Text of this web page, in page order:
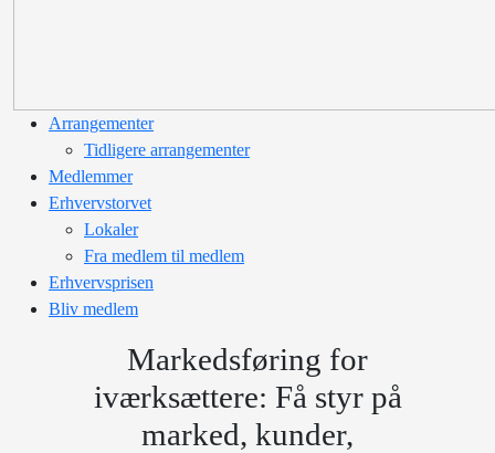
Arrangementer
Tidligere arrangementer
Medlemmer
Erhvervstorvet
Lokaler
Fra medlem til medlem
Erhvervsprisen
Bliv medlem
Markedsføring for
iværksættere: Få styr på
marked, kunder,